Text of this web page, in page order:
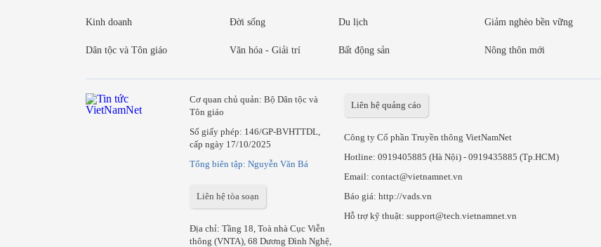
Kinh doanh
Dân tộc và Tôn giáo
Đời sống
Văn hóa - Giải trí
Du lịch
Bất động sản
Giảm nghèo bền vững
Nông thôn mới
Cơ quan chủ quản: Bộ Dân tộc và
Tôn giáo
Số giấy phép: 146/GP-BVHTTDL,
cấp ngày 17/10/2025
Tổng biên tập: Nguyễn Văn Bá
Liên hệ tòa soạn
Địa chỉ: Tầng 18, Toà nhà Cục Viễn
thông (VNTA), 68 Dương Đình Nghệ,
Liên hệ quảng cáo
Công ty Cổ phần Truyền thông VietNamNet
Hotline: 0919405885 (Hà Nội)- 0919435885 (Tp.HCM)
Email: contact@vietnamnet.vn
Báo giá: http://vads.vn
Hỗ trợ kỹ thuật: support@tech.vietnamnet.vn